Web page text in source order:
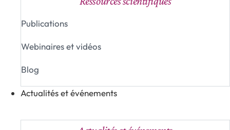
Publications
Webinaires et vidéos
Blog
Actualités et événements